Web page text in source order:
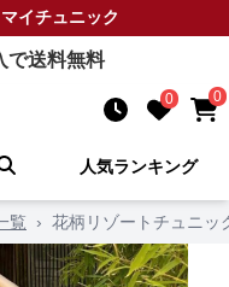
マイチュニック
で送料無料
0 0
人気ランキング
覧 › 花柄リゾートチュニッ